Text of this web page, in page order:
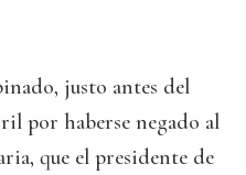
justo antes del
por haberse negado al
que el presidente de